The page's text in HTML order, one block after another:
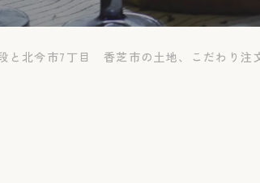
と北今市7丁目 香芝市の土地、こだわり注